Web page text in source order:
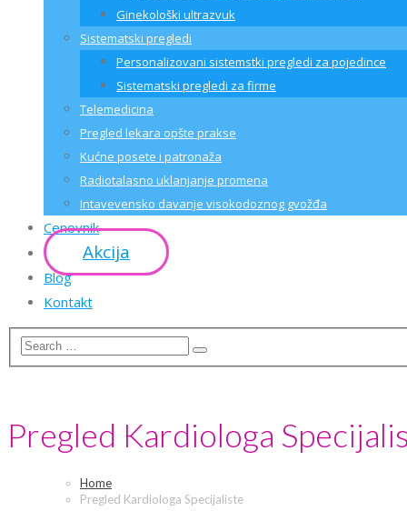
Ginekološki ultrazvuk
Sistematski pregledi
Personalizovani sistemstki pregledi za pojedince
Sistematski pregledi za firme
Telemedicina
Pregled lekara opšte prakse
Kućne posete i patronaža
Radiotalasno uklanjanje promena
Intavevensko davanje visokodoznog gvožđa
Cenovnik
Akcija
Blog
Kontakt
Pregled Kardiologa
Home
Pregled Kardiologa Specijaliste